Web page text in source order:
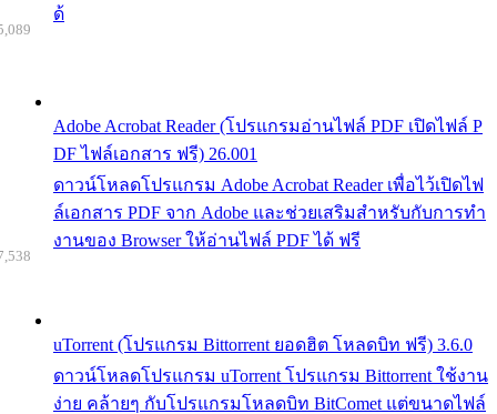
ด้
Adobe Acrobat Reader (โปรแกรมอ่านไฟล์ PDF เปิดไฟล์ P
DF ไฟล์เอกสาร ฟรี) 26.001
ดาวน์โหลดโปรแกรม Adobe Acrobat Reader เพื่อไว้เปิดไฟ
ล์เอกสาร PDF จาก Adobe และช่วยเสริมสำหรับกับการทำ
งานของ Browser ให้อ่านไฟล์ PDF ได้ ฟรี
uTorrent (โปรแกรม Bittorrent ยอดฮิต โหลดบิท ฟรี) 3.6.0
ดาวน์โหลดโปรแกรม uTorrent โปรแกรม Bittorrent ใช้งาน
ง่าย คล้ายๆ กับโปรแกรมโหลดบิท BitComet แต่ขนาดไฟล์